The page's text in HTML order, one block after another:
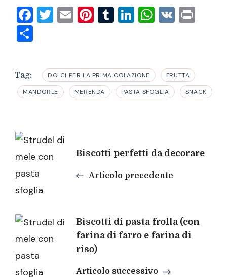
Facebook
Twitter
EmailPinterest
Tumblr
LinkedIn
VK
Tag: DOLCI PER LA PRIMA COLAZIONE FRUTTA
MANDORLE MERENDA PASTA SFOGLIA SNACK
Navigazione
articoli
Biscotti perfetti da decorare
Articolo precedente
Biscotti di pasta frolla (con
farina di farro e farina di
riso)
Articolo successivo